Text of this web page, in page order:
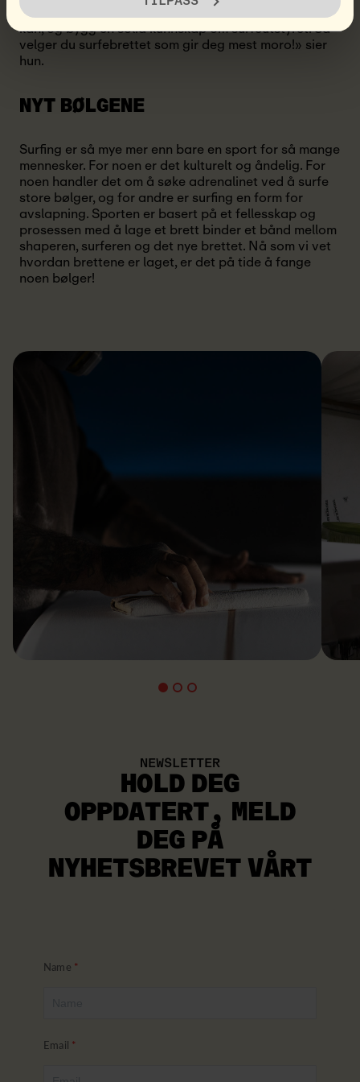
«Mitt beste råd er: prøv ut så mange surfebrett du
kan, og bygg en solid kunnskap om surfeutstyret. Så
velger du surfebrettet som gir deg mest moro!» sier
hun.
NYT BØLGENE
Surfing er så mye mer enn bare en sport for så mange
mennesker. For noen er det kulturelt og åndelig. For
noen handler det om å søke adrenalinet ved å surfe
store bølger, og for andre er surfing en form for
avslapning. Sporten er basert på et fellesskap og
prosessen med å lage et brett binder et bånd mellom
shaperen, surferen og det nye brettet. Nå som vi vet
hvordan brettene er laget, er det på tide å fange
noen bølger!
NEWSLETTER
HOLD DEG
OPPDATERT, MELD
DEG PÅ
NYHETSBREVET VÅRT
Name
Email